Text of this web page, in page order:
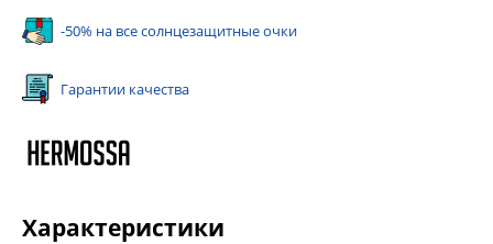
-50% на все солнцезащитные очки
Гарантии качества
Характеристики